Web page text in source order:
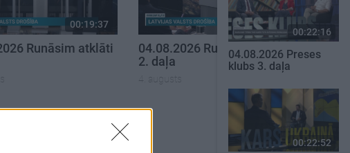
00:19:37
Runāsim atklāti
00:23:04
04.08.2026 Runāsim atklāti
2. daļa
4. augusts
SKATĪT VISUS
00:22:16
04.08.2026 Preses
klubs 3. daļa
00:22:52